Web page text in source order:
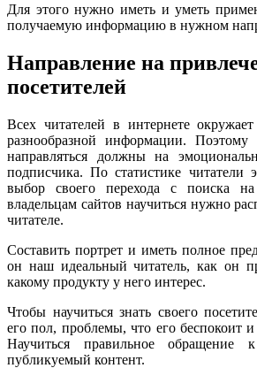
Для этого нужно иметь и уметь
получаемую информацию в нужном
Направление на
посетителей
Всех читателей в интернете
разнообразной информации. Поэтому
направляться должны на
подписчика. По статистике читатели
выбор своего перехода с поиска
владельцам сайтов научиться нужно
читателе.
Составить портрет и иметь полное
он наш идеальный читатель, как он
какому продукту у него интерес.
Чтобы научиться знать своего
его пол, проблемы, что его беспокоит
Научиться правильное обращение
публикуемый контент.